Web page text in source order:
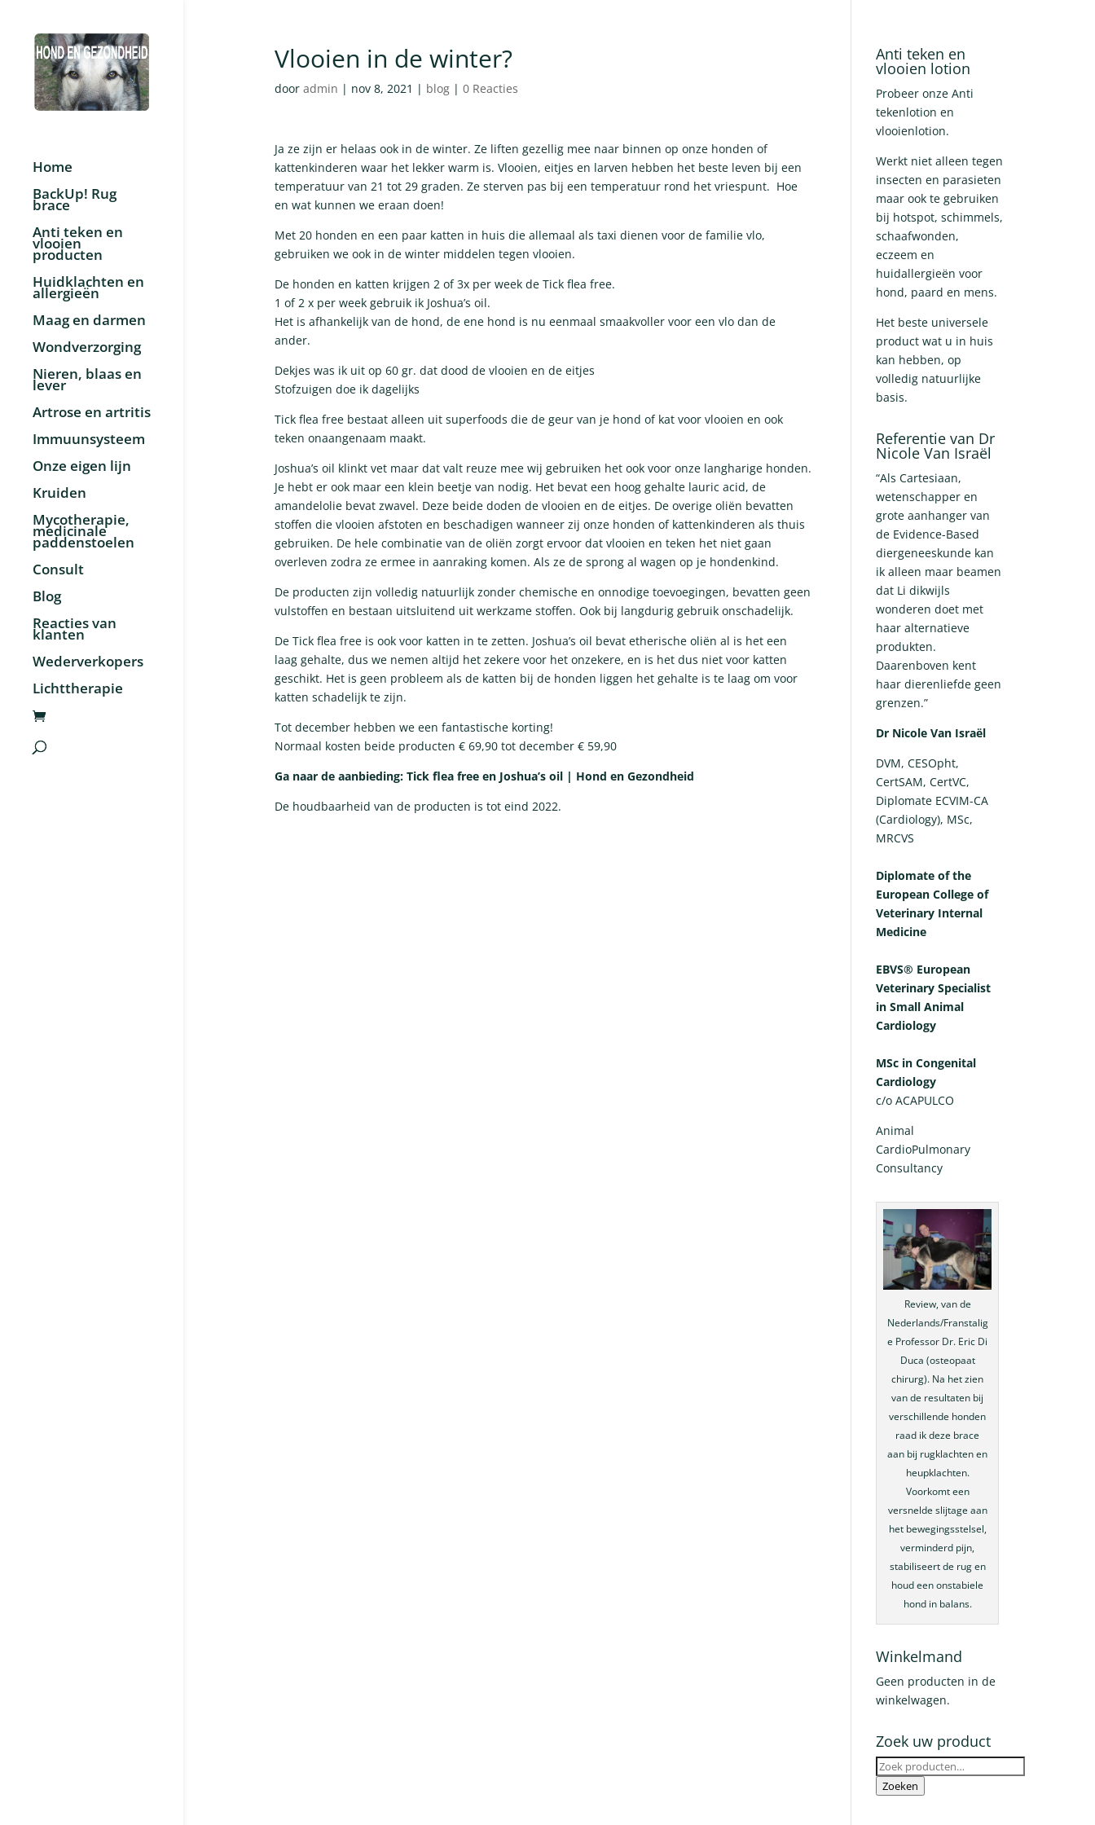
Home
BackUp! Rug
brace
Anti teken en
vlooien
producten
Huidklachten en
allergieën
Maag en darmen
Wondverzorging
Nieren, blaas en
lever
Artrose en artritis
Immuunsysteem
Onze eigen lijn
Kruiden
Mycotherapie,
medicinale
paddenstoelen
Consult
Blog
Reacties van
klanten
Wederverkopers
Lichttherapie
Vlooien in de winter?
door admin | nov 8, 2021 | blog| 0 Reacties
Ja ze zijn er helaas ook in de winter. Ze liften gezellig mee naar binnen op onze honden of
kattenkinderen waar het lekker warm is. Vlooien, eitjes en larven hebben het beste leven bij een
temperatuur van 21 tot 29 graden. Ze sterven pas bij een temperatuur rond het vriespunt. Hoe
en wat kunnen we eraan doen!
Met 20 honden en een paar katten in huis die allemaal als taxi dienen voor de familie vlo,
gebruiken we ook in de winter middelen tegen vlooien.
De honden en katten krijgen 2 of 3x per week de Tick flea free.
1 of 2 x per week gebruik ik Joshua’s oil.
Het is afhankelijk van de hond, de ene hond is nu eenmaal smaakvoller voor een vlo dan de
ander.
Dekjes was ik uit op 60 gr. dat dood de vlooien en de eitjes
Stofzuigen doe ik dagelijks
Tick flea free bestaat alleen uit superfoods die de geur van je hond of kat voor vlooien en ook
teken onaangenaam maakt.
Joshua’s oil klinkt vet maar dat valt reuze mee wij gebruiken het ook voor onze langharige honden.
Je hebt er ook maar een klein beetje van nodig. Het bevat een hoog gehalte lauric acid, de
amandelolie bevat zwavel. Deze beide doden de vlooien en de eitjes. De overige oliën bevatten
stoffen die vlooien afstoten en beschadigen wanneer zij onze honden of kattenkinderen als thuis
gebruiken. De hele combinatie van de oliën zorgt ervoor dat vlooien en teken het niet gaan
overleven zodra ze ermee in aanraking komen. Als ze de sprong al wagen op je hondenkind.
De producten zijn volledig natuurlijk zonder chemische en onnodige toevoegingen, bevatten geen
vulstoffen en bestaan uitsluitend uit werkzame stoffen. Ook bij langdurig gebruik onschadelijk.
De Tick flea free is ook voor katten in te zetten. Joshua’s oil bevat etherische oliën al is het een
laag gehalte, dus we nemen altijd het zekere voor het onzekere, en is het dus niet voor katten
geschikt. Het is geen probleem als de katten bij de honden liggen het gehalte is te laag om voor
katten schadelijk te zijn.
Tot december hebben we een fantastische korting!
Normaal kosten beide producten € 69,90 tot december € 59,90
Ga naar de aanbieding: Tick flea free en Joshua’s oil | Hond en Gezondheid
De houdbaarheid van de producten is tot eind 2022.
Anti teken en
vlooien lotion
Probeer onze Anti
tekenlotion en
vlooienlotion.
Werkt niet alleen tegen
insecten en parasieten
maar ook te gebruiken
bij hotspot, schimmels,
schaafwonden,
eczeem en
huidallergieën voor
hond, paard en mens.
Het beste universele
product wat u in huis
kan hebben, op
volledig natuurlijke
basis.
Referentie van Dr
Nicole Van Israël
“Als Cartesiaan,
wetenschapper en
grote aanhanger van
de Evidence-Based
diergeneeskunde kan
ik alleen maar beamen
dat Li dikwijls
wonderen doet met
haar alternatieve
produkten.
Daarenboven kent
haar dierenliefde geen
grenzen.”
Dr Nicole Van Israël
DVM, CESOpht,
CertSAM, CertVC,
Diplomate ECVIM-CA
(Cardiology), MSc,
MRCVS
Diplomate of the
European College of
Veterinary Internal
Medicine
EBVS® European
Veterinary Specialist
in Small Animal
Cardiology
MSc in Congenital
Cardiology
c/o ACAPULCO
Animal
CardioPulmonary
Consultancy
Review, van de
Nederlands/Franstalig
e Professor Dr. Eric Di
Duca (osteopaat
chirurg). Na het zien
van de resultaten bij
verschillende honden
raad ik deze brace
aan bij rugklachten en
heupklachten.
Voorkomt een
versnelde slijtage aan
het bewegingsstelsel,
verminderd pijn,
stabiliseert de rug en
houd een onstabiele
hond in balans.
Winkelmand
Geen producten in de
winkelwagen.
Zoek uw product
Zoeken
naar:
Zoeken